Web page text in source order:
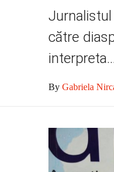
Jurnalistul
către
interpreta...
By Gabriela